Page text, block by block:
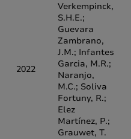
2022
Verkempinck,
S.H.E.;
Guevara
Zambrano,
J.M.; Infantes
Garcia, M.R.;
Naranjo,
M.C.; Soliva
Fortuny, R.;
Elez
Martínez, P.;
Grauwet, T.